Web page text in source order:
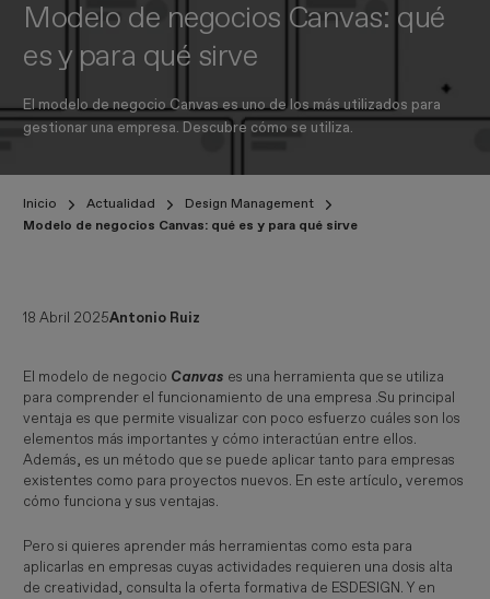
Modelo de negocios Canvas: qué
es y para qué sirve
El modelo de negocio Canvas es uno de los más utilizados para
gestionar una empresa. Descubre cómo se utiliza.
Inicio Actualidad
Design Management
Modelo de negocios Canvas: qué es y para qué sirve
18 Abril 2025Antonio Ruiz
El modelo de negocio Canvas es una herramienta que se utiliza
para comprender el funcionamiento de una empresa .Su principal
ventaja es que permite visualizar con poco esfuerzo cuáles son los
elementos más importantes y cómo interactúan entre ellos.
Además, es un método que se puede aplicar tanto para empresas
existentes como para proyectos nuevos. En este artículo, veremos
cómo funciona y sus ventajas.
Pero si quieres aprender más herramientas como esta para
aplicarlas en empresas cuyas actividades requieren una dosis alta
de creatividad, consulta la oferta formativa de ESDESIGN. Y en